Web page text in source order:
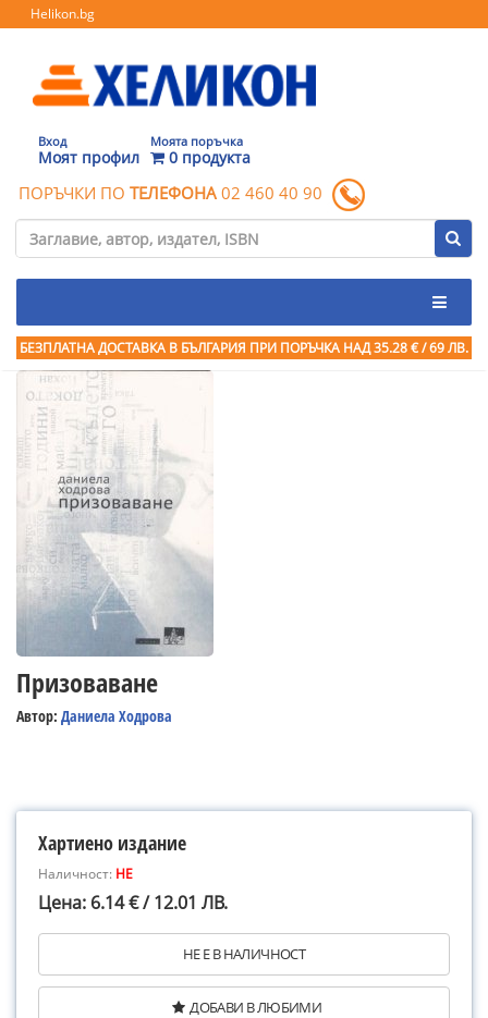
Helikon.bg
Вход
Моят профил
Моята поръчка
0 продукта
ПОРЪЧКИ ПО ТЕЛЕФОНА 02 460 40 90
БЕЗПЛАТНА ДОСТАВКА В БЪЛГАРИЯ ПРИ ПОРЪЧКА НАД 35.28 € / 69 ЛВ.
Призоваване
Автор: Даниела Ходрова
Хартиено издание
Наличност: НЕ
Цена: 6.14 € / 12.01 ЛВ.
НЕ Е В НАЛИЧНОСТ
ДОБАВИ В ЛЮБИМИ